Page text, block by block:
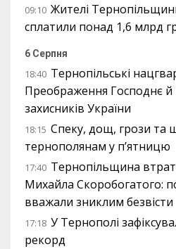
09:10 Жителі
сплатили понад 1,6 млрд
6 Серпня
18:40 Тернопільські
Преображення Господнє й
захисників України
18:15 Спеку, дощ, грози та
тернополянам у п’ятницю
17:40 Тернопільщина
Михайла Скоробогатого:
вважали зниклим безвісти
17:18 У Тернополі
рекорд